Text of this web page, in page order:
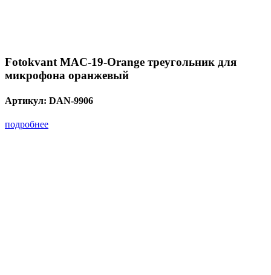
Fotokvant MAC-19-Orange треугольник для
микрофона оранжевый
Артикул: DAN-9906
подробнее